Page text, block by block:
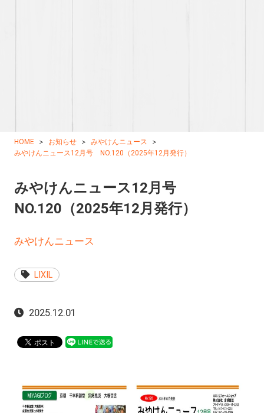
HOME お知らせ
みやけんニュース
みやけんニュース12月号 NO.120（2025年12月発行）
みやけんニュース12月号
NO.120（2025年12月発行）
みやけんニュース
LIXIL
2025.12.01